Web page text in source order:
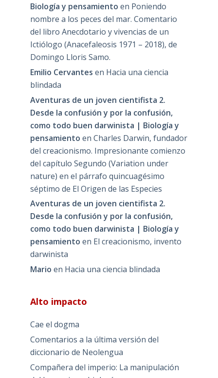
Biología y pensamiento en Poniendo
nombre a los peces del mar. Comentario
del libro Anecdotario y vivencias de un
Ictiólogo (Anacefaleosis 1971 – 2018), de
Domingo Lloris Samo.
Emilio Cervantes en Hacia una ciencia
blindada
Aventuras de un joven cientifista 2.
Desde la confusión y por la confusión,
como todo buen darwinista | Biología y
pensamiento en Charles Darwin, fundador
del creacionismo. Impresionante comienzo
del capítulo Segundo (Variation under
nature) en el párrafo quincuagésimo
séptimo de El Origen de las Especies
Aventuras de un joven cientifista 2.
Desde la confusión y por la confusión,
como todo buen darwinista | Biología y
pensamiento en El creacionismo, invento
darwinista
Mario en Hacia una ciencia blindada
Alto impacto
Cae el dogma
Comentarios a la última versión del
diccionario de Neolengua
Compañera del imperio: La manipulación